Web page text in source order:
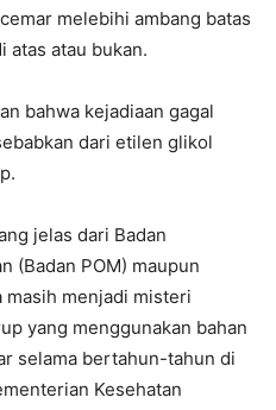
melebihi ambang batas
atau bukan.
bahwa kejadiaan gagal
dari etilen glikol
jelas dari Badan
(Badan POM) maupun
masih menjadi misteri
yang menggunakan bahan
selama bertahun-tahun di
Kesehatan